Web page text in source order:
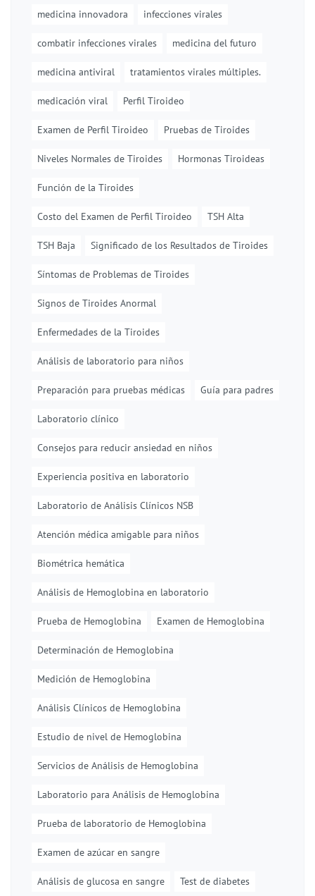
medicina innovadora infecciones virales
combatir infecciones virales medicina del futuro
medicina antiviral tratamientos virales múltiples.
medicación viral Perfil Tiroideo
Examen de Perfil Tiroideo Pruebas de Tiroides
Niveles Normales de Tiroides Hormonas Tiroideas
Función de la Tiroides
Costo del Examen de Perfil Tiroideo TSH Alta
TSH Baja Significado de los Resultados de Tiroides
Síntomas de Problemas de Tiroides
Signos de Tiroides Anormal
Enfermedades de la Tiroides
Análisis de laboratorio para niños
Preparación para pruebas médicas Guía para padres
Laboratorio clínico
Consejos para reducir ansiedad en niños
Experiencia positiva en laboratorio
Laboratorio de Análisis Clínicos NSB
Atención médica amigable para niños
Biométrica hemática
Análisis de Hemoglobina en laboratorio
Prueba de Hemoglobina Examen de Hemoglobina
Determinación de Hemoglobina
Medición de Hemoglobina
Análisis Clínicos de Hemoglobina
Estudio de nivel de Hemoglobina
Servicios de Análisis de Hemoglobina
Laboratorio para Análisis de Hemoglobina
Prueba de laboratorio de Hemoglobina
Examen de azúcar en sangre
Análisis de glucosa en sangre Test de diabetes